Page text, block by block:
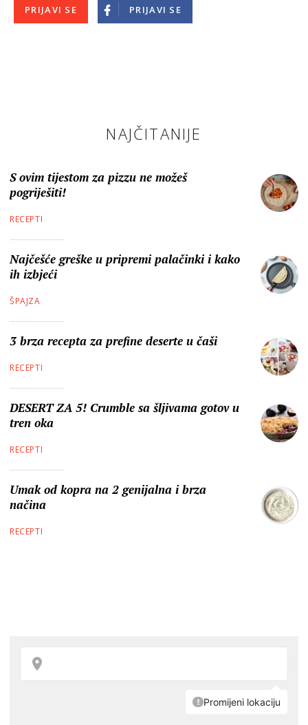
PRIJAVI SE PRIJAVI SE
NAJČITANIJE
S ovim tijestom za pizzu ne možeš
pogriješiti!
RECEPTI
Najčešće greške u pripremi palačinki i kako
ih izbjeći
ŠPAJZA
3 brza recepta za prefine deserte u čaši
RECEPTI
DESERT ZA 5! Crumble sa šljivama gotov u
tren oka
RECEPTI
Umak od kopra na 2 genijalna i brza
načina
RECEPTI